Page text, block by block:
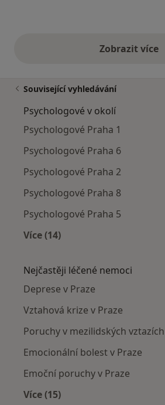
Zobrazit více
výše
Související vyhledávání
Psychologové v okolí
Psychologové Praha 1
Psychologové Praha 6
Psychologové Praha 2
Psychologové Praha 8
Psychologové Praha 5
Více (14)
Nejčastěji léčené nemoci
Deprese v Praze
Vztahová krize v Praze
Poruchy v mezilidských
Emocionální bolest v Praze
Emoční poruchy v Praze
Více (15)